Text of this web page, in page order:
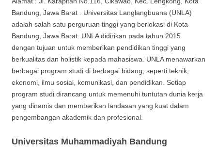
Bandung, Jawa Barat . Universitas Langlangbuana (UNLA)
adalah salah satu perguruan tinggi yang berlokasi di Kota
Bandung, Jawa Barat. UNLA didirikan pada tahun 2015
dengan tujuan untuk memberikan pendidikan tinggi yang
berkualitas dan holistik kepada mahasiswa. UNLA menawarkan
berbagai program studi di berbagai bidang, seperti teknik,
ekonomi, ilmu sosial, komunikasi, dan pendidikan. Setiap
program studi dirancang untuk memenuhi tuntutan dunia kerja
yang dinamis dan memberikan landasan yang kuat dalam
pengembangan akademik dan profesional.
Universitas Muhammadiyah Bandung